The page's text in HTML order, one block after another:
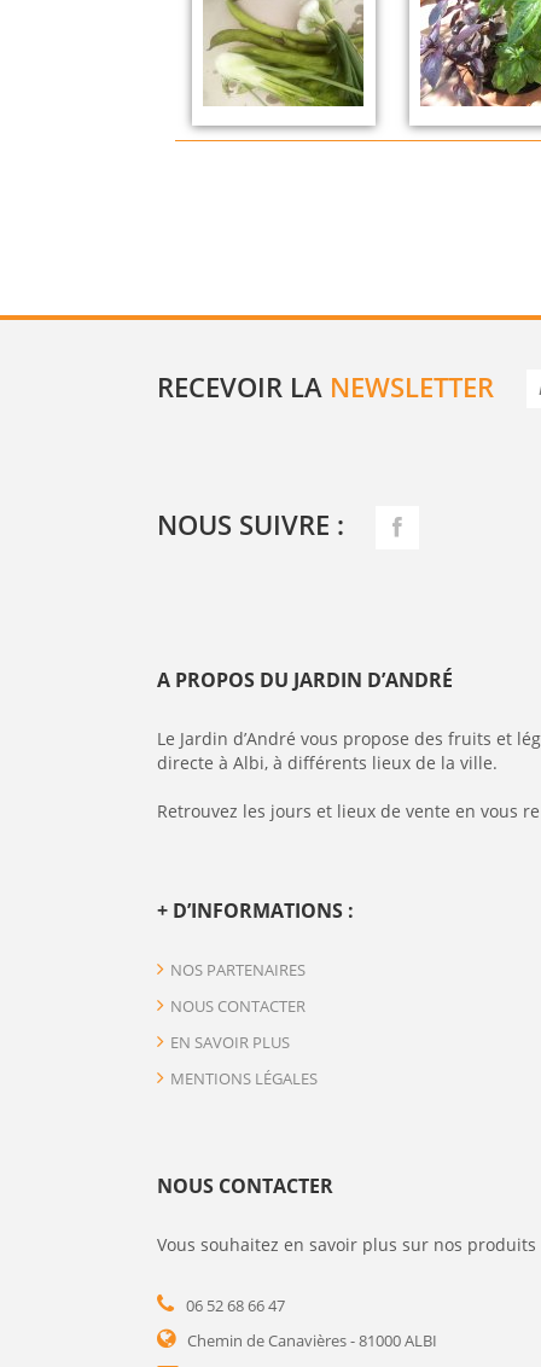
RECEVOIR LA NEWSLETTER
NOUS SUIVRE :
A PROPOS DU JARDIN D’ANDRÉ
Le Jardin d’André vous propose des fruits et
directe à Albi, à différents lieux de la ville.
Retrouvez les jours et lieux de vente en vous
+ D’INFORMATIONS :
NOS PARTENAIRES
NOUS CONTACTER
EN SAVOIR PLUS
MENTIONS LÉGALES
NOUS CONTACTER
Vous souhaitez en savoir plus sur nos
06 52 68 66 47
Chemin de Canavières - 81000 ALBI